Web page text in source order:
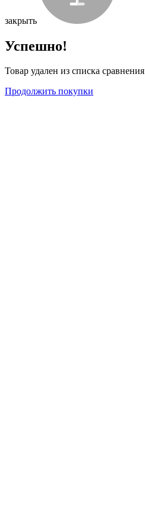
закрыть
Успешно!
Товар удален из списка сравнения
Продолжить покупки